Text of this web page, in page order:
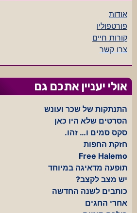
אודות
פורטפוליו
קורות חיים
צרו קשר
אולי יעניין אתכם גם
התנתקות של שכר ועונש
הסרטים שלא היו כאן
סקס סמים ו… זהו.
חזקת החפות
Free Halemo
תופעה מדאיגה במיוחד
יש מצב לקצב?
כותבים לשנה החדשה
אחרי החגים